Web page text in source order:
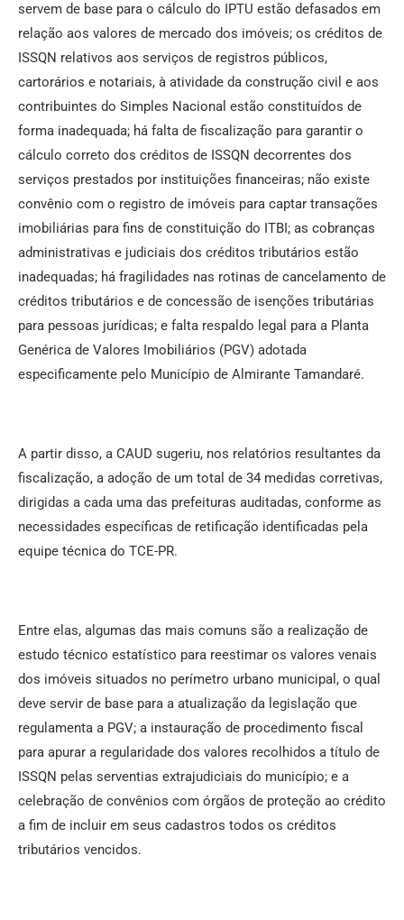
servem de base para o cálculo do IPTU estão defasados em
relação aos valores de mercado dos imóveis; os créditos de
ISSQN relativos aos serviços de registros públicos,
cartorários e notariais, à atividade da construção civil e aos
contribuintes do Simples Nacional estão constituídos de
forma inadequada; há falta de fiscalização para garantir o
cálculo correto dos créditos de ISSQN decorrentes dos
serviços prestados por instituições financeiras; não existe
convênio com o registro de imóveis para captar transações
imobiliárias para fins de constituição do ITBI; as cobranças
administrativas e judiciais dos créditos tributários estão
inadequadas; há fragilidades nas rotinas de cancelamento de
créditos tributários e de concessão de isenções tributárias
para pessoas jurídicas; e falta respaldo legal para a Planta
Genérica de Valores Imobiliários (PGV) adotada
especificamente pelo Município de Almirante Tamandaré.
A partir disso, a CAUD sugeriu, nos relatórios resultantes da
fiscalização, a adoção de um total de 34 medidas corretivas,
dirigidas a cada uma das prefeituras auditadas, conforme as
necessidades específicas de retificação identificadas pela
equipe técnica do TCE-PR.
Entre elas, algumas das mais comuns são a realização de
estudo técnico estatístico para reestimar os valores venais
dos imóveis situados no perímetro urbano municipal, o qual
deve servir de base para a atualização da legislação que
regulamenta a PGV; a instauração de procedimento fiscal
para apurar a regularidade dos valores recolhidos a título de
ISSQN pelas serventias extrajudiciais do município; e a
celebração de convênios com órgãos de proteção ao crédito
a fim de incluir em seus cadastros todos os créditos
tributários vencidos.